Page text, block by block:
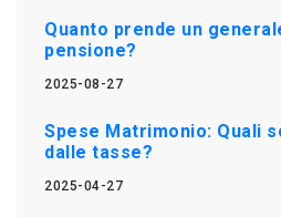
Quanto prende un
pensione?
2025-08-27
Spese Matrimonio: Quali
dalle tasse?
2025-04-27